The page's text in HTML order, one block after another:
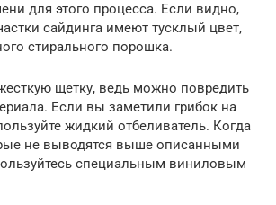
для этого процесса. Если видно,
сайдинга имеют тусклый цвет,
стирального порошка.
щетку, ведь можно повредить
Если вы заметили грибок на
жидкий отбеливатель. Когда
не выводятся выше описанными
специальным виниловым